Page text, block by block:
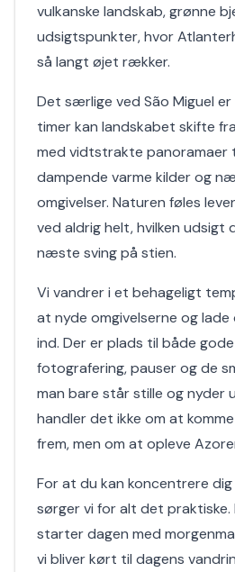
vulkanske landskab, grønne
udsigtspunkter, hvor
så langt øjet rækker.
Det særlige ved São Miguel
timer kan landskabet skifte
med vidtstrakte panoramaer
dampende varme kilder og
omgivelser. Naturen føles
ved aldrig helt, hvilken udsigt
næste sving på stien.
Vi vandrer i et behageligt
at nyde omgivelserne og lade
ind. Der er plads til både
fotografering, pauser og de
man bare står stille og nyder
handler det ikke om at
frem, men om at opleve
For at du kan koncentrere
sørger vi for alt det praktiske.
starter dagen med
vi bliver kørt til dagens